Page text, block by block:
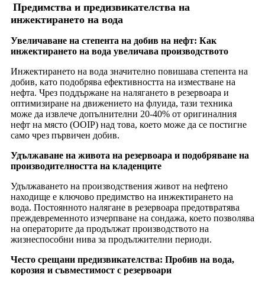
Предимства и предизвикателства на
инжектирането на вода
Увеличаване на степента на добив на нефт: Как
инжектирането на вода увеличава производството
Инжектирането на вода значително повишава степента на
добив, като подобрява ефективността на изместване на
нефта. Чрез поддържане на налягането в резервоара и
оптимизиране на движението на флуида, тази техника
може да извлече допълнителни 20-40% от оригиналния
нефт на място (OOIP) над това, което може да се постигне
само чрез първичен добив.
Удължаване на живота на резервоара и подобряване на
производителността на кладенците
Удължаването на производствения живот на нефтено
находище е ключово предимство на инжектирането на
вода. Постоянното налягане в резервоара предотвратява
преждевременното изчерпване на сондажа, което позволява
на операторите да продължат производството на
жизнеспособни нива за продължителни периоди.
Често срещани предизвикателства: Пробив на вода,
корозия и съвместимост с резервоари